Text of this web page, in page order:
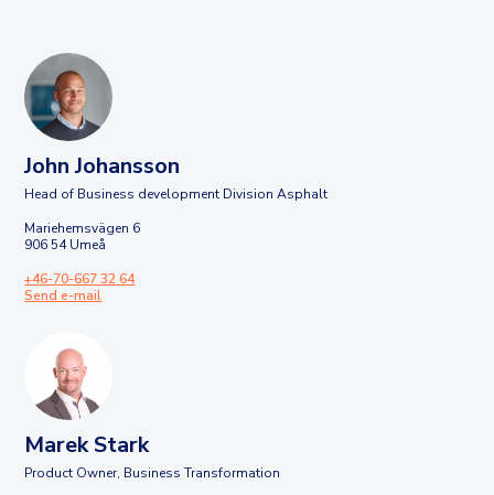
John Johansson
Head of Business development Division Asphalt
Mariehemsvägen 6
906 54 Umeå
+46-70-667 32 64
Send e-mail
Marek Stark
Product Owner, Business Transformation